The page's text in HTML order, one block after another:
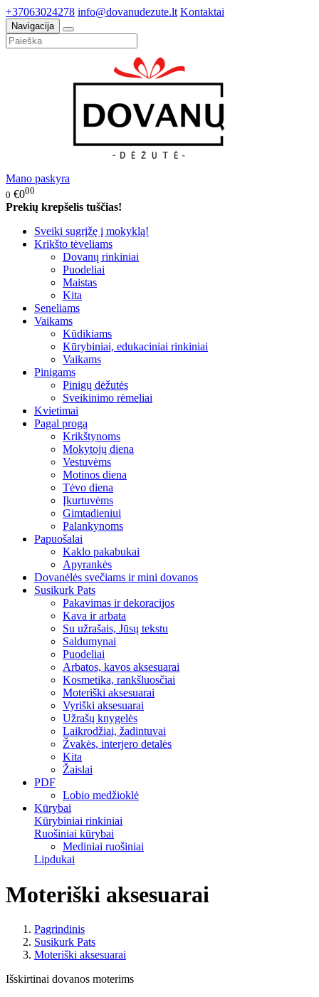
+37063024278 info@dovanudezute.lt Kontaktai
Navigacija
Mano paskyra
0 €000
Prekių krepšelis tuščias!
Sveiki sugrįžę į mokyklą!
Krikšto tėveliams
Dovanų rinkiniai
Puodeliai
Maistas
Kita
Seneliams
Vaikams
Kūdikiams
Kūrybiniai, edukaciniai rinkiniai
Vaikams
Pinigams
Pinigų dėžutės
Sveikinimo rėmeliai
Kvietimai
Pagal progą
Krikštynoms
Mokytojų diena
Vestuvėms
Motinos diena
Tėvo diena
Įkurtuvėms
Gimtadieniui
Palankynoms
Papuošalai
Kaklo pakabukai
Apyrankės
Dovanėlės svečiams ir mini dovanos
Susikurk Pats
Pakavimas ir dekoracijos
Kava ir arbata
Su užrašais, Jūsų tekstu
Saldumynai
Puodeliai
Arbatos, kavos aksesuarai
Kosmetika, rankšluosčiai
Moteriški aksesuarai
Vyriški aksesuarai
Užrašų knygelės
Laikrodžiai, žadintuvai
Žvakės, interjero detalės
Kita
Žaislai
PDF
Lobio medžioklė
Kūrybai
Kūrybiniai rinkiniai
Ruošiniai kūrybai
Mediniai ruošiniai
Lipdukai
Moteriški aksesuarai
Pagrindinis
Susikurk Pats
Moteriški aksesuarai
Išskirtinai dovanos moterims